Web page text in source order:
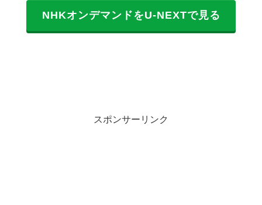
NHKオンデマンドをU-NEXTで見る
スポンサーリンク